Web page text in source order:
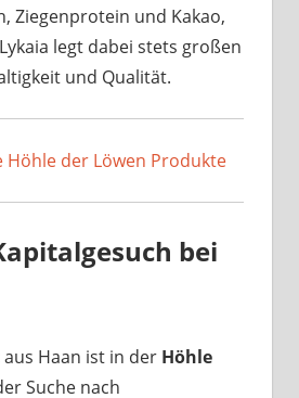
Ziegenprotein und Kakao,
legt dabei stets großen
und Qualität.
Höhle der Löwen Produkte
bei
aus Haan ist in der Höhle
Suche nach